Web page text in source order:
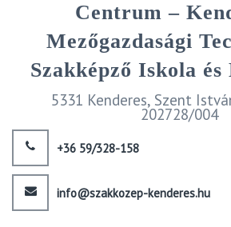
Centrum –
Mezőgazdasági
Szakképző Iskola
5331 Kenderes, Szent
202728/004
+36 59/328-158
info@szakkozep-kenderes.hu